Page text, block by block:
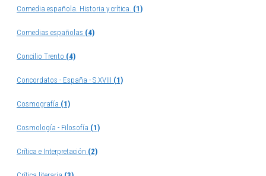
Comedia española. Historia y crítica. (1)
Comedias españolas (4)
Concilio Trento (4)
Concordatos - España - S.XVIII (1)
Cosmografía (1)
Cosmología - Filosofía (1)
Crítica e Interpretación (2)